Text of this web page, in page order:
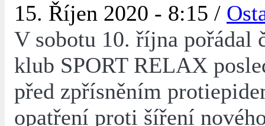
15. Říjen 2020 - 8:15 /
V sobotu 10. října pořádal
klub SPORT RELAX
před zpřísněním
opatření proti šíření